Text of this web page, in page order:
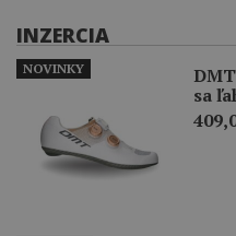
INZERCIA
sa
NOVINKY